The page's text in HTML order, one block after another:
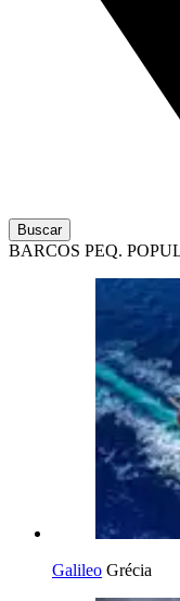
Buscar
BARCOS PEQ.
Galileo Grécia